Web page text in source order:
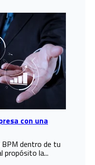
con una
BPM dentro de tu
propósito la...